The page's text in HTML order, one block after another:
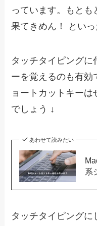
っています。もとも
果てきめん！ といっ
タッチタイピングに
ーを覚えるのも有効
ョートカットキー
でしょう ↓
あわせて読みたい
系
タッチタイピングに